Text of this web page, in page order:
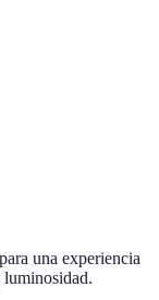
una experiencia